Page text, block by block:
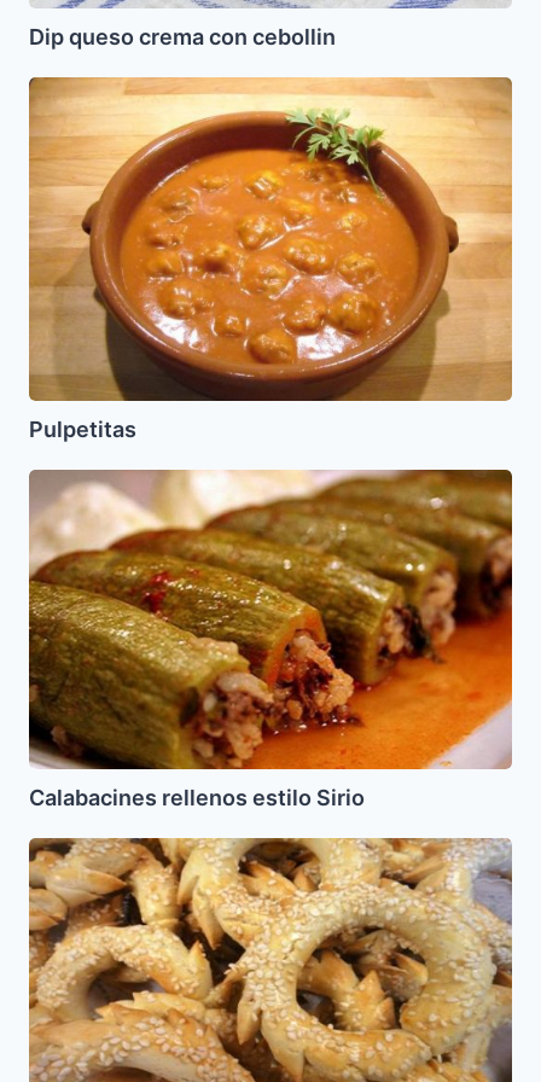
Dip queso crema con cebollin
Pulpetitas
Pulpetitas
Calabacines
rellenos
estilo
Sirio
Calabacines rellenos estilo Sirio
Bizcochos
Sefardies